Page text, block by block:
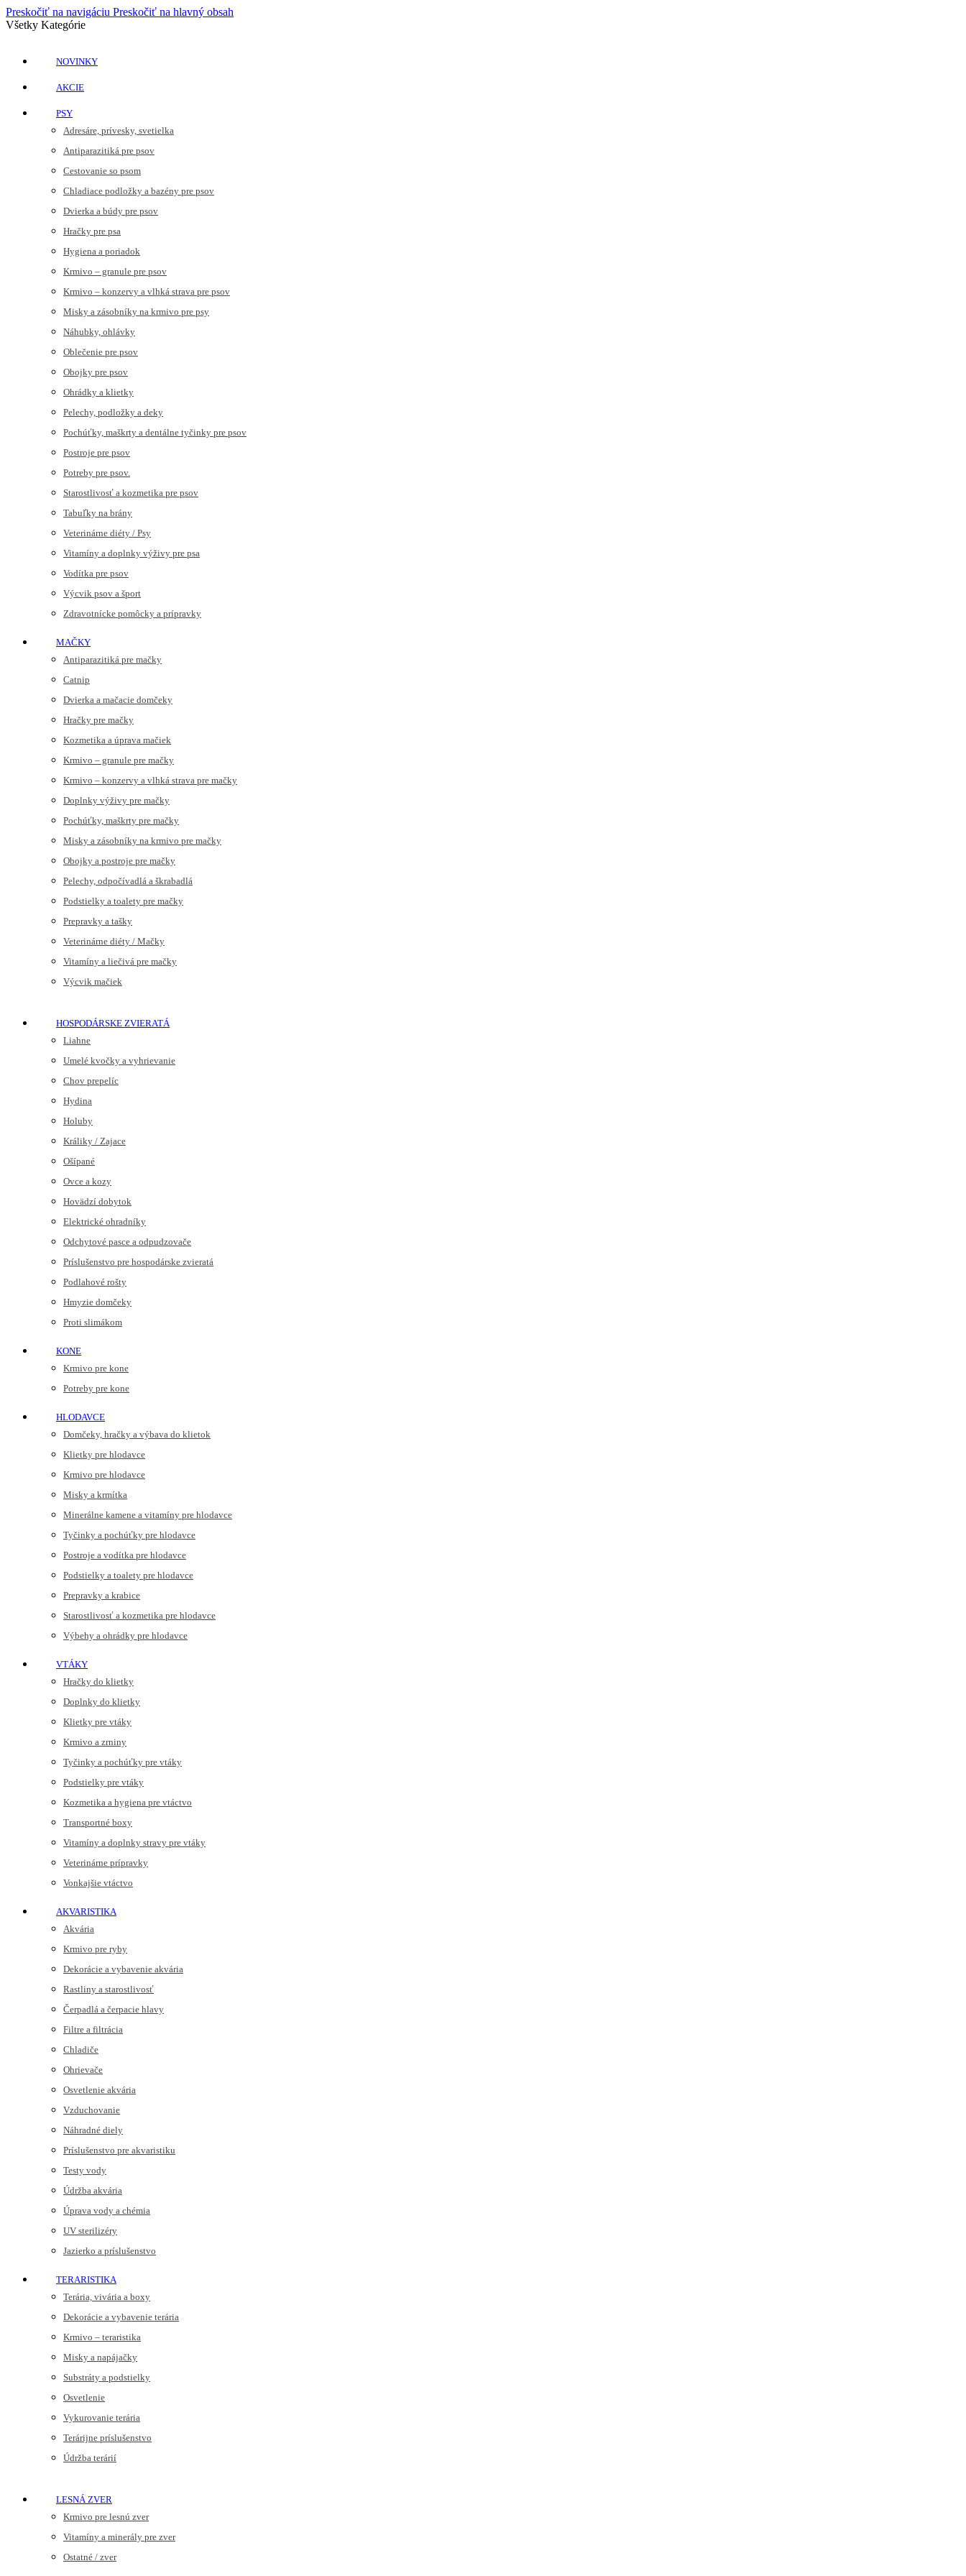
Preskočiť na navigáciu Preskočiť na hlavný obsah
Všetky Kategórie
NOVINKY
AKCIE
PSY
Adresáre, prívesky, svetielka
Antiparazitiká pre psov
Cestovanie so psom
Chladiace podložky a bazény pre psov
Dvierka a búdy pre psov
Hračky pre psa
Hygiena a poriadok
Krmivo – granule pre psov
Krmivo – konzervy a vlhká strava pre psov
Misky a zásobníky na krmivo pre psy
Náhubky, ohlávky
Oblečenie pre psov
Obojky pre psov
Ohrádky a klietky
Pelechy, podložky a deky
Pochúťky, maškrty a dentálne tyčinky pre psov
Postroje pre psov
Potreby pre psov.
Starostlivosť a kozmetika pre psov
Tabuľky na brány
Veterinárne diéty / Psy
Vitamíny a doplnky výživy pre psa
Vodítka pre psov
Výcvik psov a šport
Zdravotnícke pomôcky a prípravky
MAČKY
Antiparazitiká pre mačky
Catnip
Dvierka a mačacie domčeky
Hračky pre mačky
Kozmetika a úprava mačiek
Krmivo – granule pre mačky
Krmivo – konzervy a vlhká strava pre mačky
Doplnky výživy pre mačky
Pochúťky, maškrty pre mačky
Misky a zásobníky na krmivo pre mačky
Obojky a postroje pre mačky
Pelechy, odpočívadlá a škrabadlá
Podstielky a toalety pre mačky
Prepravky a tašky
Veterinárne diéty / Mačky
Vitamíny a liečivá pre mačky
Výcvik mačiek
HOSPODÁRSKE ZVIERATÁ
Liahne
Umelé kvočky a vyhrievanie
Chov prepelíc
Hydina
Holuby
Králiky / Zajace
Ošípané
Ovce a kozy
Hovädzí dobytok
Elektrické ohradníky
Odchytové pasce a odpudzovače
Príslušenstvo pre hospodárske zvieratá
Podlahové rošty
Hmyzie domčeky
Proti slimákom
KONE
Krmivo pre kone
Potreby pre kone
HLODAVCE
Domčeky, hračky a výbava do klietok
Klietky pre hlodavce
Krmivo pre hlodavce
Misky a krmítka
Minerálne kamene a vitamíny pre hlodavce
Tyčinky a pochúťky pre hlodavce
Postroje a vodítka pre hlodavce
Podstielky a toalety pre hlodavce
Prepravky a krabice
Starostlivosť a kozmetika pre hlodavce
Výbehy a ohrádky pre hlodavce
VTÁKY
Hračky do klietky
Doplnky do klietky
Klietky pre vtáky
Krmivo a zrniny
Tyčinky a pochúťky pre vtáky
Podstielky pre vtáky
Kozmetika a hygiena pre vtáctvo
Transportné boxy
Vitamíny a doplnky stravy pre vtáky
Veterinárne prípravky
Vonkajšie vtáctvo
AKVARISTIKA
Akvária
Krmivo pre ryby
Dekorácie a vybavenie akvária
Rastliny a starostlivosť
Čerpadlá a čerpacie hlavy
Filtre a filtrácia
Chladiče
Ohrievače
Osvetlenie akvária
Vzduchovanie
Náhradné diely
Príslušenstvo pre akvaristiku
Testy vody
Údržba akvária
Úprava vody a chémia
UV sterilizéry
Jazierko a príslušenstvo
TERARISTIKA
Terária, vivária a boxy
Dekorácie a vybavenie terária
Krmivo – teraristika
Misky a napájačky
Substráty a podstielky
Osvetlenie
Vykurovanie terária
Terárijne príslušenstvo
Údržba terárií
LESNÁ ZVER
Krmivo pre lesnú zver
Vitamíny a minerály pre zver
Ostatné / zver